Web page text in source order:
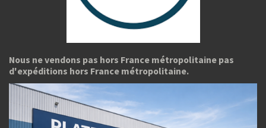
Nous ne vendons pas hors France métropolitaine pas
d'expéditions hors France métropolitaine.